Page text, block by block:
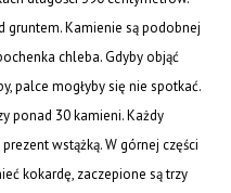
gruntem. Kamienie są podobnej
chleba. Gdyby objąć
palce mogłyby się nie spotkać.
ponad 30 kamieni. Każdy
wstążką. W górnej części
kokardę, zaczepione są trzy